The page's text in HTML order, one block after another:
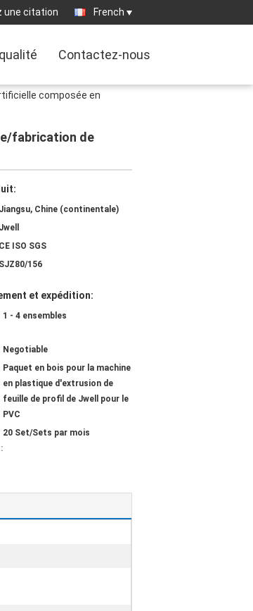
une citation French
Contactez-nous
composée en
fabrication de
Jiangsu, Chine (continentale)
Jwell
CE ISO SGS
SJZ80/156
et expédition:
1 - 4 ensembles
Negotiable
Paquet en bois pour la machine
en plastique d'extrusion de
feuille de profil de Jwell pour le
PVC
20 Set/Sets par mois